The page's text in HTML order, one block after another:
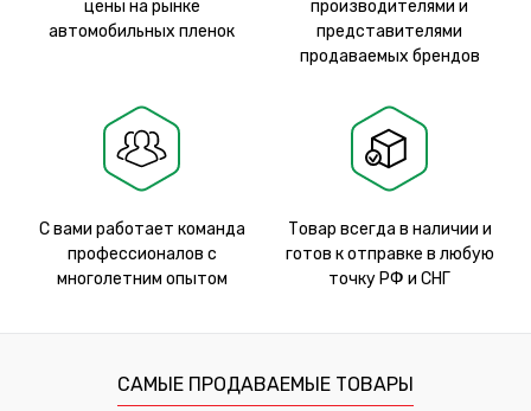
цены на рынке
автомобильных пленок
производителями и
представителями
продаваемых брендов
С вами работает команда
профессионалов с
многолетним опытом
Товар всегда в наличии и
готов к отправке в любую
точку РФ и СНГ
САМЫЕ ПРОДАВАЕМЫЕ ТОВАРЫ